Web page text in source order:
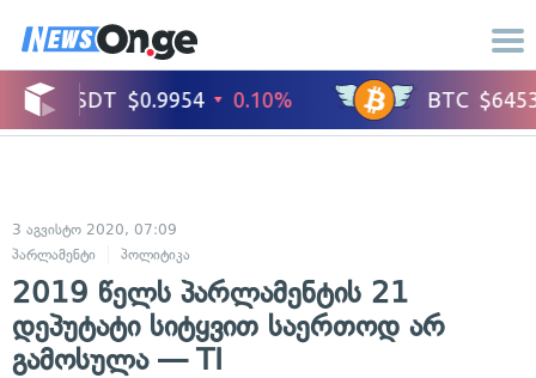
3 აგვისტო 2020, 07:09
პარლამენტი
პოლიტიკა
2019 წელს პარლამენტის 21
დეპუტატი სიტყვით საერთოდ არ
გამოსულა — TI